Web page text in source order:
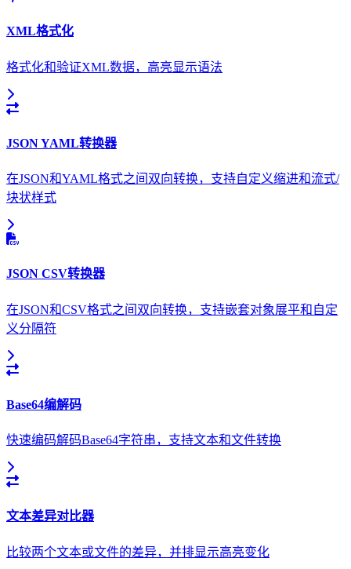
XML格式化
格式化和验证XML数据，高亮显示语法
JSON YAML转换器
在JSON和YAML格式之间双向转换，支持自定义缩进和流式/
块状样式
JSON CSV转换器
在JSON和CSV格式之间双向转换，支持嵌套对象展平和自定
义分隔符
Base64编解码
快速编码解码Base64字符串，支持文本和文件转换
文本差异对比器
比较两个文本或文件的差异，并排显示高亮变化